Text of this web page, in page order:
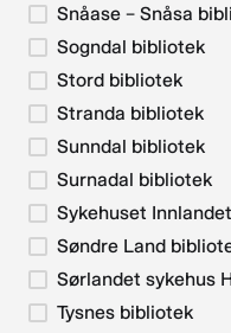
Snåase – Snåsa
Sogndal bibliotek
Stord bibliotek
Stranda bibliotek
Sunndal bibliotek
Surnadal bibliotek
Sykehuset
Søndre Land
Sørlandet sykehus
Tysnes bibliotek